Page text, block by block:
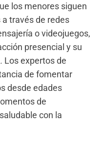
los menores siguen
través de redes
o videojuegos,
presencial y su
Los expertos de
de fomentar
desde edades
de
con la